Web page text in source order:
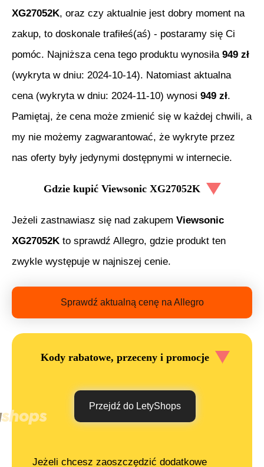
XG27052K, oraz czy aktualnie jest dobry moment na
zakup, to doskonale trafiłeś(aś) - postaramy się Ci
pomóc. Najniższa cena tego produktu wynosiła 949 zł
(wykryta w dniu: 2024-10-14). Natomiast aktualna
cena (wykryta w dniu: 2024-11-10) wynosi 949 zł.
Pamiętaj, że cena może zmienić się w każdej chwili, a
my nie możemy zagwarantować, że wykryte przez
nas oferty były jedynymi dostępnymi w internecie.
Gdzie kupić Viewsonic XG27052K
Jeżeli zastnawiasz się nad zakupem Viewsonic
XG27052K to sprawdź Allegro, gdzie produkt ten
zwykle występuje w najniszej cenie.
Sprawdź aktualną cenę na Allegro
Kody rabatowe, przeceny i promocje
Przejdź do LetyShops
Jeżeli chcesz zaoszczędzić dodatkowe